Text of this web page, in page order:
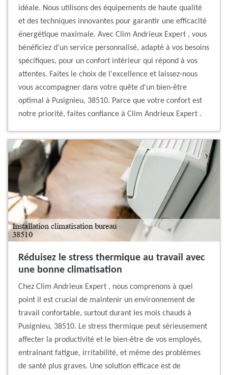
idéale. Nous utilisons des équipements de haute qualité
et des techniques innovantes pour garantir une efficacité
énergétique maximale. Avec Clim Andrieux Expert , vous
bénéficiez d'un service personnalisé, adapté à vos besoins
spécifiques, pour un confort intérieur qui répond à vos
attentes. Faites le choix de l'excellence et laissez-nous
vous accompagner dans votre quête d'un bien-être
optimal à Pusignieu, 38510. Parce que votre confort est
notre priorité, faites confiance à Clim Andrieux Expert .
Réduisez le stress thermique au travail avec
une bonne climatisation
Chez Clim Andrieux Expert , nous comprenons à quel
point il est crucial de maintenir un environnement de
travail confortable, surtout durant les mois chauds à
Pusignieu, 38510. Le stress thermique peut sérieusement
affecter la productivité et le bien-être de vos employés,
entraînant fatigue, irritabilité, et même des problèmes
de santé plus graves. Une solution efficace est de